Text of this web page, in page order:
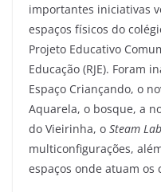
importantes iniciativas
espaços físicos do
Projeto Educativo
Educação (RJE). Foram
Espaço Criançando, o
Aquarela, o bosque, a
do Vieirinha, o Steam Lab
multiconfigurações,
espaços onde atuam os